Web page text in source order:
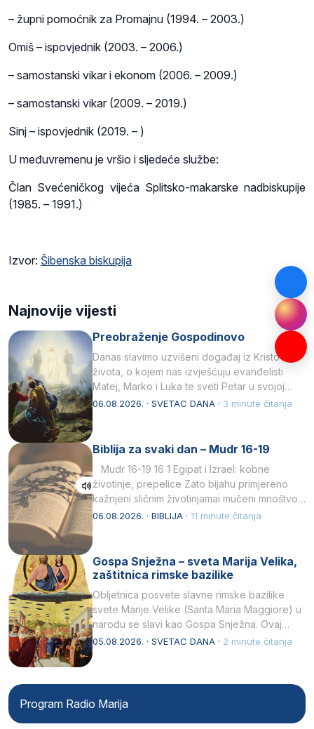
– župni pomoćnik za Promajnu (1994. – 2003.)
Omiš – ispovjednik (2003. – 2006.)
– samostanski vikar i ekonom (2006. – 2009.)
– samostanski vikar (2009. – 2019.)
Sinj – ispovjednik (2019. – )
U međuvremenu je vršio i sljedeće službe:
Član Svećeničkog vijeća Splitsko-makarske nadbiskupije
(1985. – 1991.)
Izvor: Šibenska biskupija
Najnovije vijesti
Preobraženje Gospodinovo
Danas slavimo uzvišeni događaj iz Kristova
života, o kojem nas izvješćuju evanđelisti
Matej, Marko i Luka te sveti Petar u svojoj
drugoj…
06.08.2026. · SVETAC DANA · 3 minute čitanja
Biblija za svaki dan – Mudr 16-19
Mudr 16-19 16 1 Egipat i Izrael: kobne
životinje, prepelice Zato bijahu primjereno
kažnjeni sličnim životinjamai mučeni mnoštvom
kukaca.2 A narod…
06.08.2026. · BIBLIJA · 11 minute čitanja
Gospa Snježna – sveta Marija Velika,
zaštitnica rimske bazilike
Obljetnica posvete slavne rimske bazilike
svete Marije Velike (Santa Maria Maggiore) u
narodu se slavi kao Gospa Snježna. Ovaj
naziv, Sancta Maria…
05.08.2026. · SVETAC DANA · 2 minute čitanja
Program Radio Marija